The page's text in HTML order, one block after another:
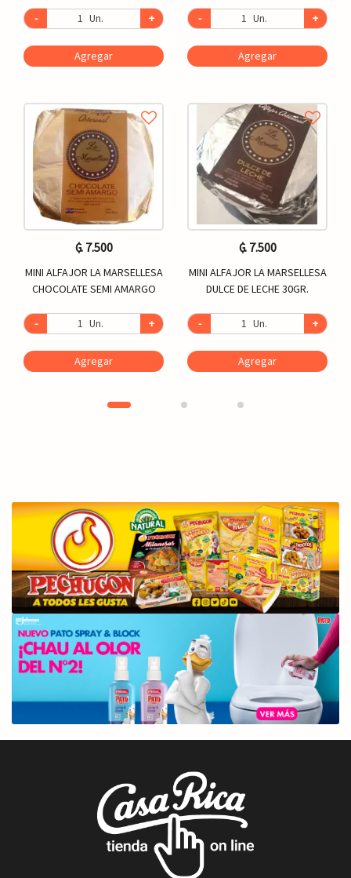
- Un. +
Agregar
₲. 7.500
MINI ALFAJOR LA MARSELLESA
CHOCOLATE SEMI AMARGO
- Un. +
Agregar
- Un. +
Agregar
₲. 7.500
MINI ALFAJOR LA MARSELLESA
DULCE DE LECHE 30GR.
- Un. +
Agregar